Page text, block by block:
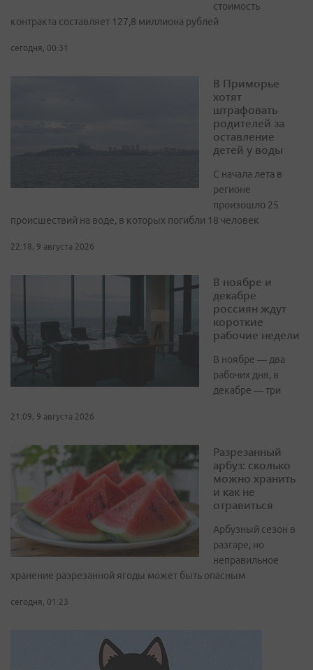
стоимость
контракта составляет 127,8 миллиона рублей
сегодня, 00:31
В Приморье
хотят
штрафовать
родителей за
оставление
детей у воды
С начала лета в
регионе
произошло 25
происшествий на воде, в которых погибли 18 человек
22:18, 9 августа 2026
В ноябре и
декабре
россиян ждут
короткие
рабочие недели
В ноябре — два
рабочих дня, в
декабре — три
21:09, 9 августа 2026
Разрезанный
арбуз: сколько
можно хранить
и как не
отравиться
Арбузный сезон в
разгаре, но
неправильное
хранение разрезанной ягоды может быть опасным
сегодня, 01:23